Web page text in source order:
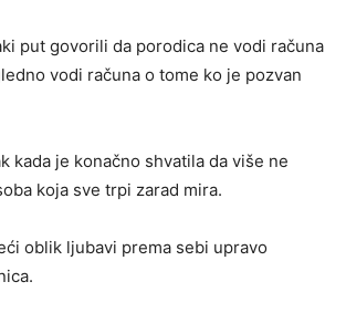
put govorili da porodica ne vodi računa
vodi računa o tome ko je pozvan
kada je konačno shvatila da više ne
koja sve trpi zarad mira.
oblik ljubavi prema sebi upravo